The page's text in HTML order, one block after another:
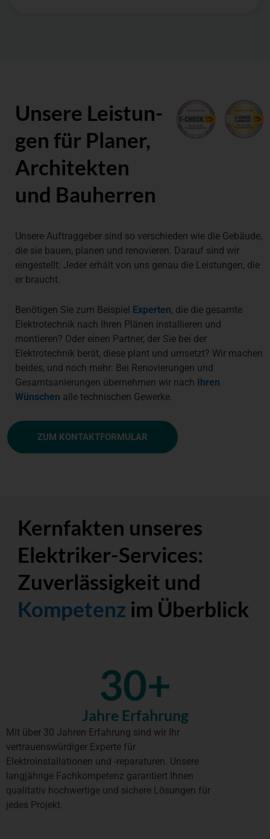
Unsere Leistun­
gen für Planer,
Architek­ten
und Bau­her­ren
Unsere Auftraggeber sind so verschieden wie die Gebäude,
die sie bauen, planen und renovieren. Darauf sind wir
eingestellt: Jeder erhält von uns genau die Leistungen, die
er braucht.
Benötigen Sie zum Beispiel Experten, die die gesamte
Elektrotechnik nach Ihren Plänen installieren und
montieren? Oder einen Partner, der Sie bei der
Elektrotechnik berät, diese plant und umsetzt? Wir machen
beides, und noch mehr: Bei Renovierungen und
Gesamtsanierungen übernehmen wir nach Ihren
Wünschen alle technischen Gewerke.
ZUM KONTAKTFORMULAR
Kernfakten unseres
Elektriker-Services:
Zuverlässigkeit und
Kompetenz im Überblick
Jahre Erfahrung
30+
Mit über 30 Jahren Erfahrung sind wir Ihr
vertrauenswürdiger Experte für
Elektroinstallationen und -reparaturen. Unsere
langjährige Fachkompetenz garantiert Ihnen
qualitativ hochwertige und sichere Lösungen für
jedes Projekt.